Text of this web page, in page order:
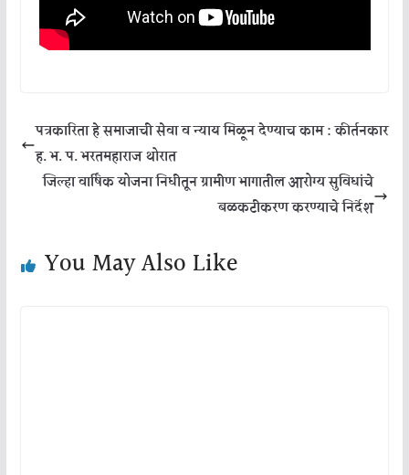
पत्रकारिता हे समाजाची सेवा व न्याय मिळून देण्याच काम : कीर्तनकार
ह. भ. प. भरतमहाराज थोरात
जिल्हा वार्षिक योजना निधीतून ग्रामीण भागातील आरोग्य सुविधांचे
बळकटीकरण करण्याचे निर्देश
You May Also Like